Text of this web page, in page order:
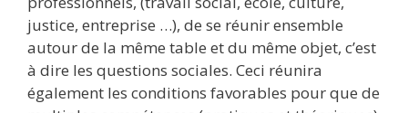
justice, entreprise …), de se réunir ensemble
autour de la même table et du même objet, c’est
à dire les questions sociales. Ceci réunira
également les conditions favorables pour que de